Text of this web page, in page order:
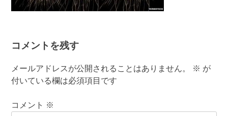
コメントを残す
メールアドレスが公開されることはありません。 ※ が
付いている欄は必須項目です
コメント ※